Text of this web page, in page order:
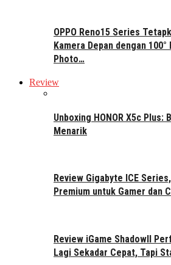
OPPO Reno15 Series
Kamera Depan dengan
Photo…
Review
Unboxing HONOR X5c Plus:
Menarik
Review Gigabyte ICE
Premium untuk Gamer dan
Review iGame ShadowII
Lagi Sekadar Cepat, Tapi